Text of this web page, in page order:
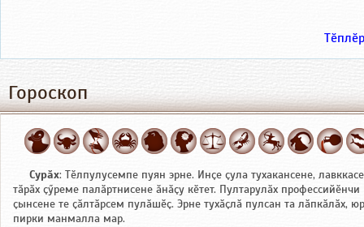
Гороскоп
Сурӑх: Тӗлпулусемпе пуян эрне. Инҫе ҫула тухакансене,
тӑрӑх ҫӳреме палӑртнисене ӑнӑҫу кӗтет. Пултарулӑх профессийӗнчи
ҫынсене те ҫӑлтӑрсем пулӑшӗҫ. Эрне тухӑҫлӑ пулсан та лӑпкӑлӑх,
пирки манмалла мар.